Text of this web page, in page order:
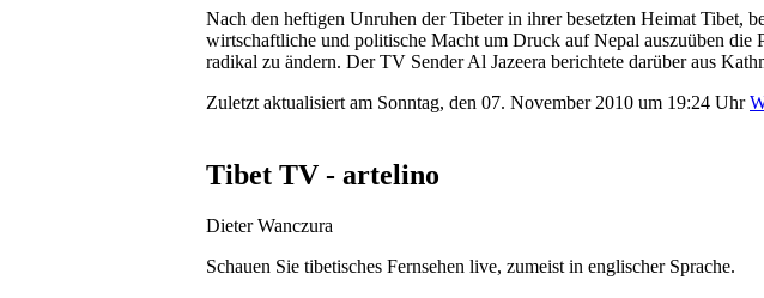
Nach den heftigen Unruhen der Tibeter in ihrer besetzten Heimat Tibet,
wirtschaftliche und politische Macht um Druck auf Nepal auszuüben die
radikal zu ändern. Der TV Sender Al Jazeera berichtete darüber aus
Zuletzt aktualisiert am Sonntag, den 07. November 2010 um 19:24 Uhr
Tibet TV - artelino
Dieter Wanczura
Schauen Sie tibetisches Fernsehen live, zumeist in englischer Sprache.